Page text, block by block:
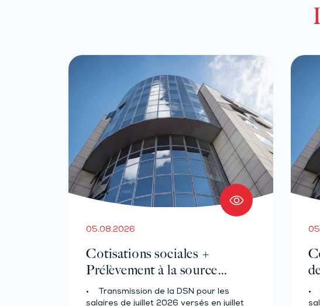
05.08.2026
Cotisations sociales +
Prélèvement à la source
pour les salariés et assimilés
(effectif d’au moins 50
• Transmission de la DSN pour les
salaires de juillet 2026 versés en juillet
•